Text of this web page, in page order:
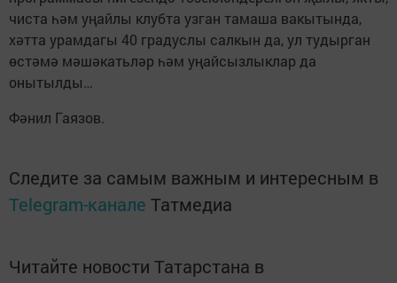
чиста һәм уңайлы клубта узган тамаша вакытында,
хәтта урамдагы 40 градуслы салкын да, ул тудырган
өстәмә мәшәкатьләр һәм уңайсызлыклар да
онытылды…
Фәнил Гаязов.
Следите за самым важным и интересным в
Telegram-канале Татмедиа
Читайте новости Татарстана в